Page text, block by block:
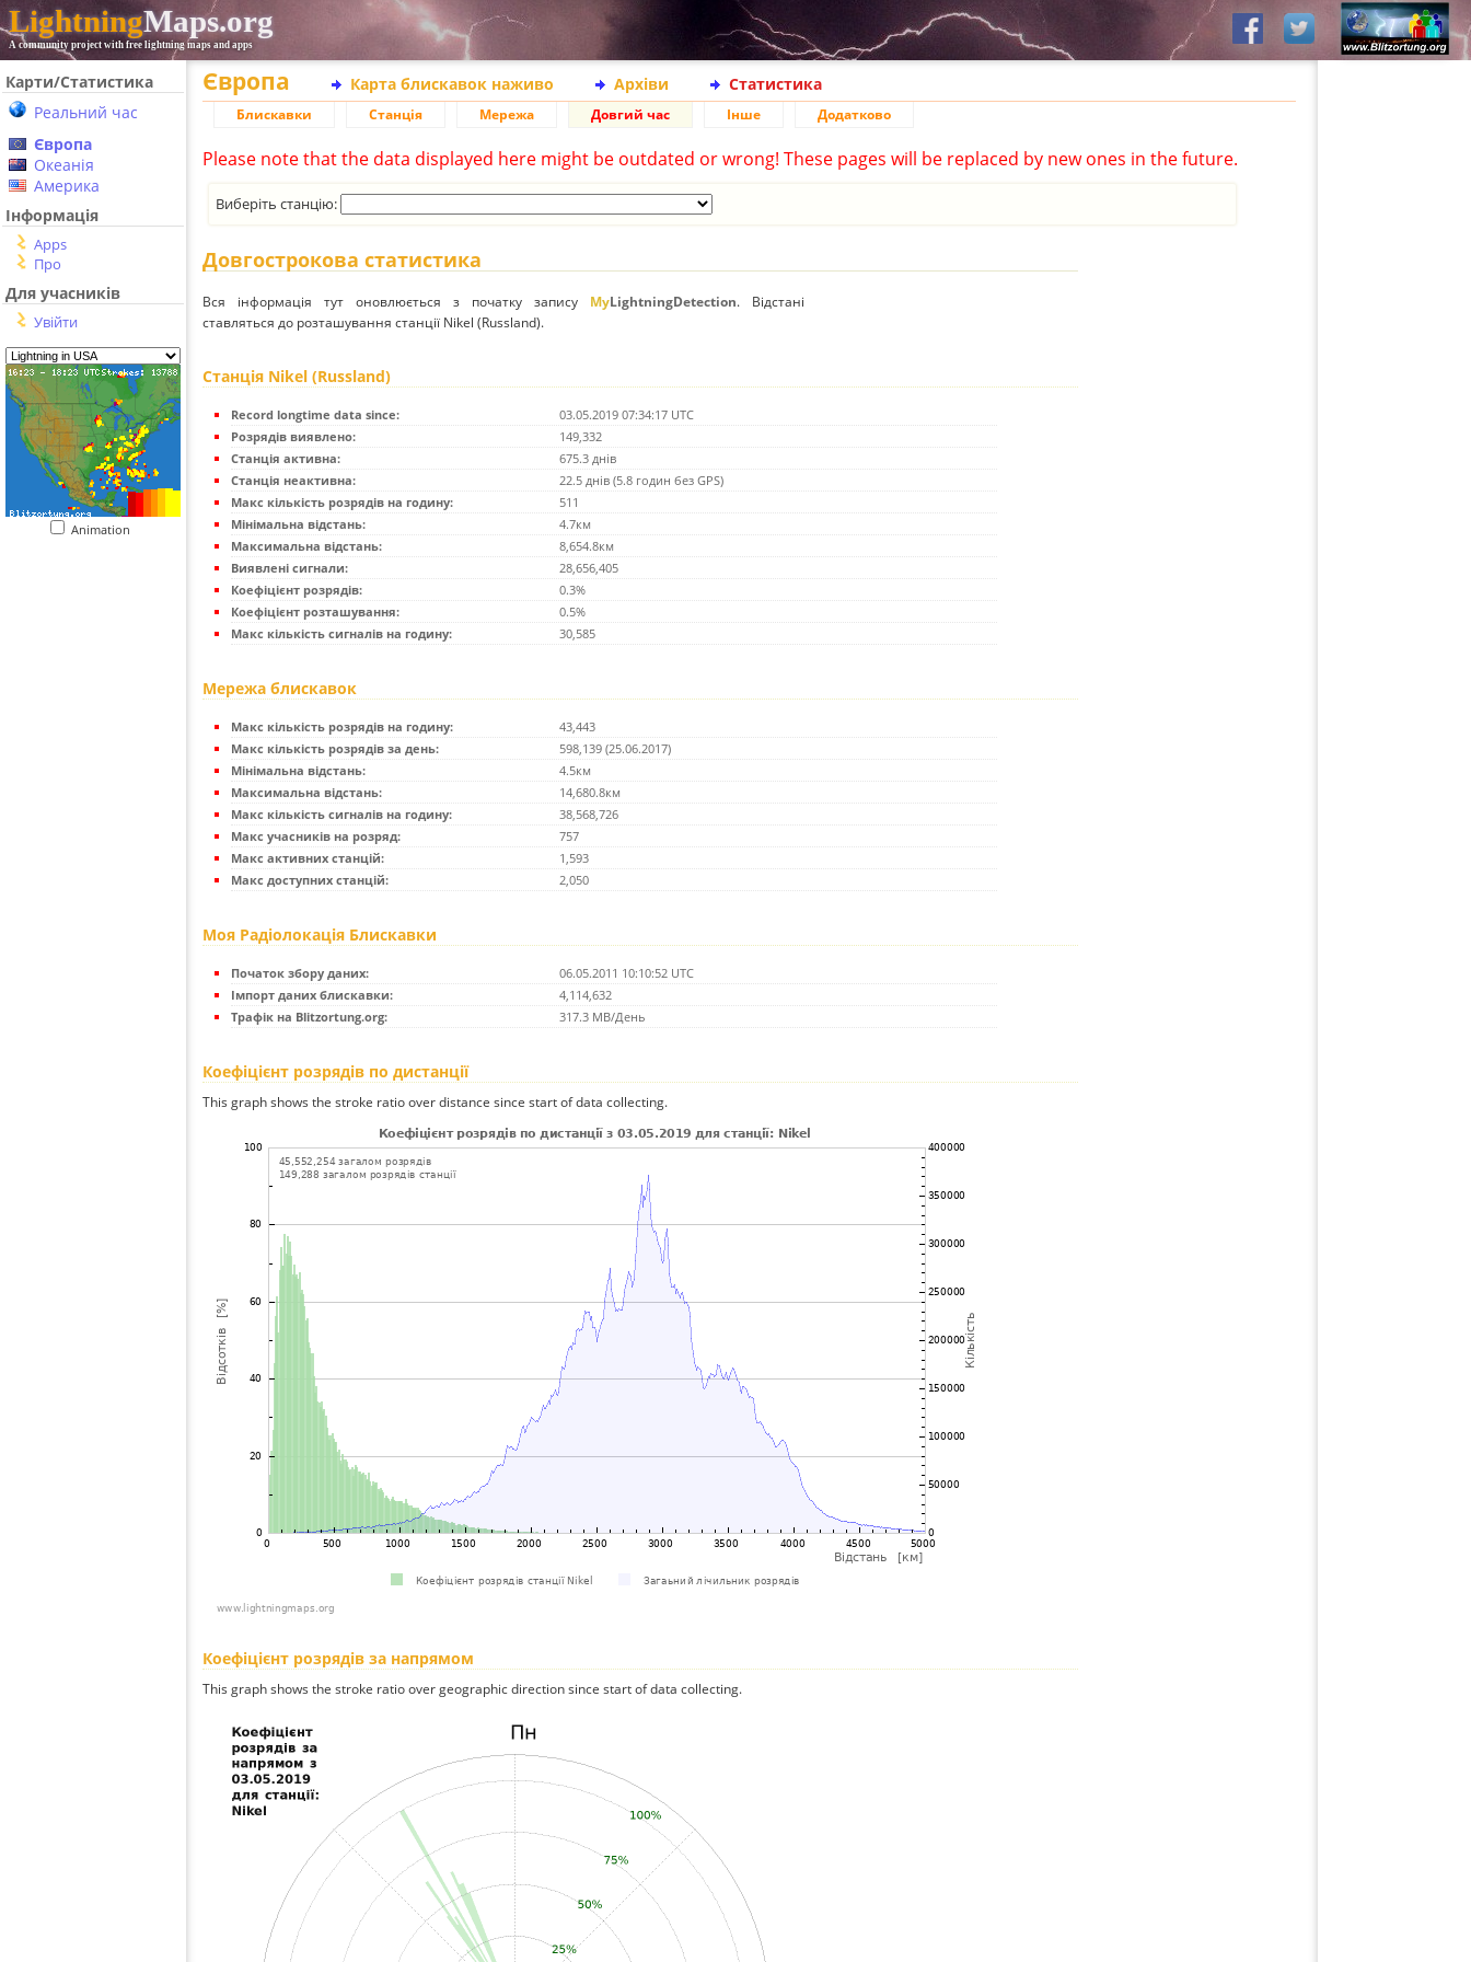
LightningMaps.org
A community project with free lightning maps and apps
Карти/Статистика
Реальний час
Європа
Океанія
Америка
Інформація
Apps
Про
Для учасників
Увійти
Animation
Європа Карта блискавок наживо Архіви Статистика
Блискавки Станція Мережа Довгий час Інше Додатково
Please note that the data displayed here might be outdated or wrong! These pages will be replaced by new ones in the future.
Виберіть станцію:
Довгострокова статистика
Вся інформація тут оновлюється з початку запису MyLightningDetection. Відстані
ставляться до розташування станції Nikel (Russland).
Станція Nikel (Russland)
Record longtime data since:
03.05.2019 07:34:17 UTC
Розрядів виявлено:
149,332
Станція активна:
675.3 днів
Станція неактивна:
22.5 днів (5.8 годин без GPS)
Макс кількість розрядів на годину:
511
Мінімальна відстань:
4.7км
Максимальна відстань:
8,654.8км
Виявлені сигнали:
28,656,405
Коефіцієнт розрядів:
0.3%
Коефіцієнт розташування:
0.5%
Макс кількість сигналів на годину:
30,585
Мережа блискавок
Макс кількість розрядів на годину:
43,443
Макс кількість розрядів за день:
598,139 (25.06.2017)
Мінімальна відстань:
4.5км
Максимальна відстань:
14,680.8км
Макс кількість сигналів на годину:
38,568,726
Макс учасників на розряд:
757
Макс активних станцій:
1,593
Макс доступних станцій:
2,050
Моя Радіолокація Блискавки
Початок збору даних:
06.05.2011 10:10:52 UTC
Імпорт даних блискавки:
4,114,632
Трафік на Blitzortung.org:
317.3 MB/День
Коефіцієнт розрядів по дистанції
This graph shows the stroke ratio over distance since start of data collecting.
Коефіцієнт розрядів за напрямом
This graph shows the stroke ratio over geographic direction since start of data collecting.